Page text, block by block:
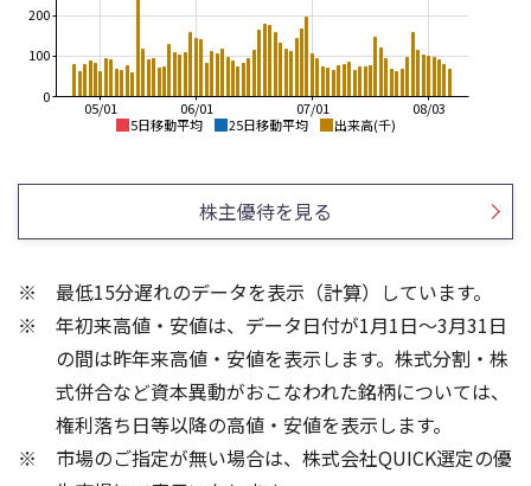
5日移動平均 25日移動平均 出来高(千)
08/03
07/01
06/01
05/01
0
100
200
2,200
2,400
1,500
2,000
3,000
3,500
株主優待を見る
最低15分遅れのデータを表示（計算）しています。
年初来高値・安値は、データ日付が1月1日～3月31日
の間は昨年来高値・安値を表示します。株式分割・株
式併合など資本異動がおこなわれた銘柄については、
権利落ち日等以降の高値・安値を表示します。
市場のご指定が無い場合は、株式会社QUICK選定の優